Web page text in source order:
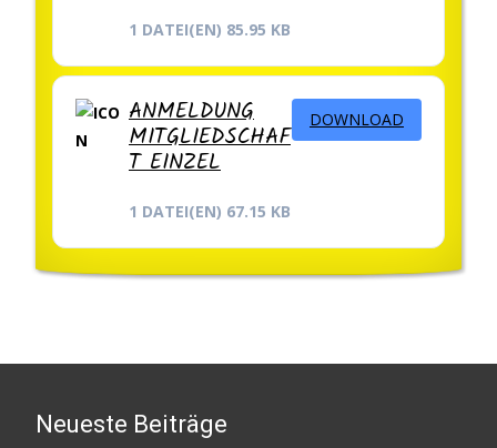
1 DATEI(EN) 85.95 KB
ANMELDUNG
MITGLIEDSCHAF
T EINZEL
1 DATEI(EN) 67.15 KB
DOWNLOAD
Neueste Beiträge